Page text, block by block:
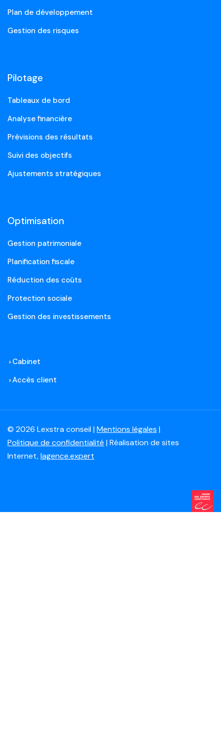
Plan de développement
Gestion des risques
Pilotage
Tableaux de bord
Analyse financière
Prévisions des résultats
Suivi des objectifs
Ajustements stratégiques
Optimisation
Gestion patrimoniale
Planification fiscale
Réduction des coûts
Protection sociale
Gestion des investissements
Cabinet
Accès client
© 2026 Lexstra conseil |Mentions légales |
Politique de confidentialité | Réalisation de sites
Internet,lagence.expert